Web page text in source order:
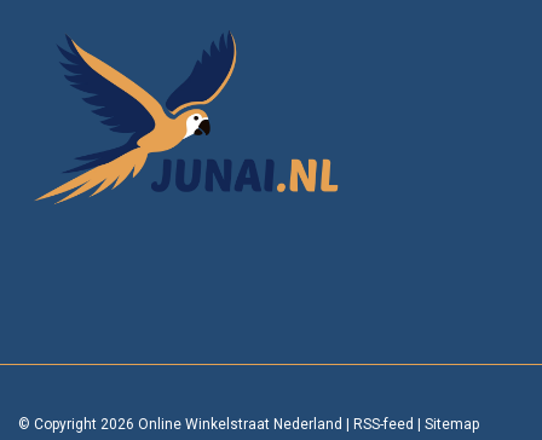
© Copyright 2026 Online Winkelstraat Nederland RSS-feed Sitemap